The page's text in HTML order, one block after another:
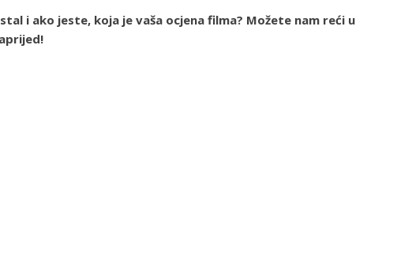
i ako jeste, koja je vaša ocjena filma? Možete nam reći u